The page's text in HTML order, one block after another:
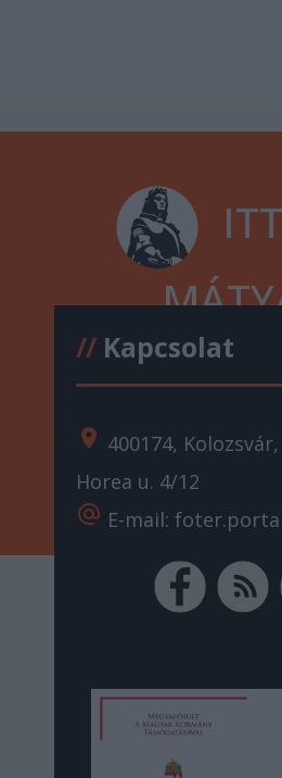
//Kapcsolat
location_on 400174, Kolozsvár,
Horea u. 4/12
alternate_email E-mail: